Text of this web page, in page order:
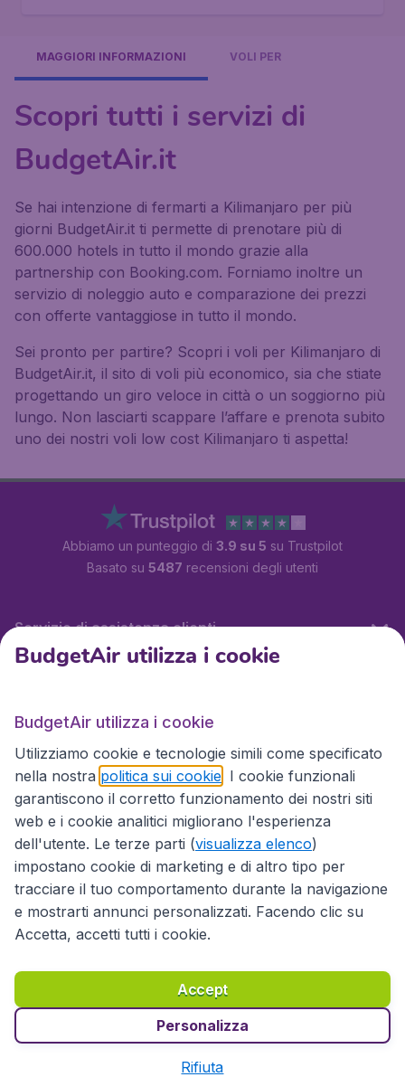
MAGGIORI INFORMAZIONI VOLI PER
Scopri tutti i servizi di
BudgetAir.it
Se hai intenzione di fermarti a Kilimanjaro per più
giorni BudgetAir.it ti permette di prenotare più di
600.000 hotels in tutto il mondo grazie alla
partnership con Booking.com. Forniamo inoltre un
servizio di noleggio auto e comparazione dei prezzi
con offerte vantaggiose in tutto il mondo.
Sei pronto per partire? Scopri i voli per Kilimanjaro di
BudgetAir.it, il sito di voli più economico, sia che stiate
progettando un giro veloce in città o un soggiorno più
lungo. Non lasciarti scappare l’affare e prenota subito
uno dei nostri voli low cost Kilimanjaro ti aspetta!
Abbiamo un punteggio di 3.9 su 5 su Trustpilot
Basato su 5487 recensioni degli utenti
Servizio di assistenza clienti
Siti internazionali
Esonero di responsabilità
Diritto d'autore © 2026
BudgetAir utilizza i cookie
BudgetAir utilizza i cookie
Utilizziamo cookie e tecnologie simili come specificato
nella nostra politica sui cookie . I cookie funzionali
garantiscono il corretto funzionamento dei nostri siti
web e i cookie analitici migliorano l'esperienza
dell'utente. Le terze parti (visualizza elenco)
impostano cookie di marketing e di altro tipo per
tracciare il tuo comportamento durante la navigazione
e mostrarti annunci personalizzati. Facendo clic su
Accetta, accetti tutti i cookie.
Accept
Personalizza
Rifiuta